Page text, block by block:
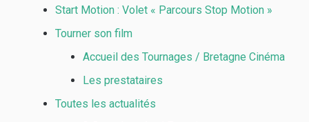
Start Motion : Volet « Parcours Stop Motion »
Tourner son film
Accueil des Tournages / Bretagne Cinéma
Les prestataires
Toutes les actualités